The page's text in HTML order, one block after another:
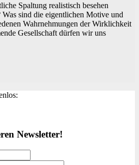
Spaltung realistisch besehen
sind die eigentlichen Motive und
Wahrnehmungen der Wirklichkeit
Gesellschaft dürfen wir uns
Newsletter!